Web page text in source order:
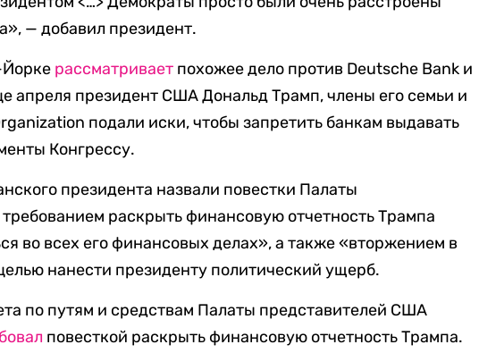
— добавил президент.
рассматривает похожее дело против Deutsche Bank и
апреля президент США Дональд Трамп, члены его семьи и
подали иски, чтобы запретить банкам выдавать
Конгрессу.
президента назвали повестки Палаты
раскрыть финансовую отчетность Трампа
во всех его финансовых делах», а также «вторжением в
нанести президенту политический ущерб.
по путям и средствам Палаты представителей США
повесткой раскрыть финансовую отчетность Трампа.